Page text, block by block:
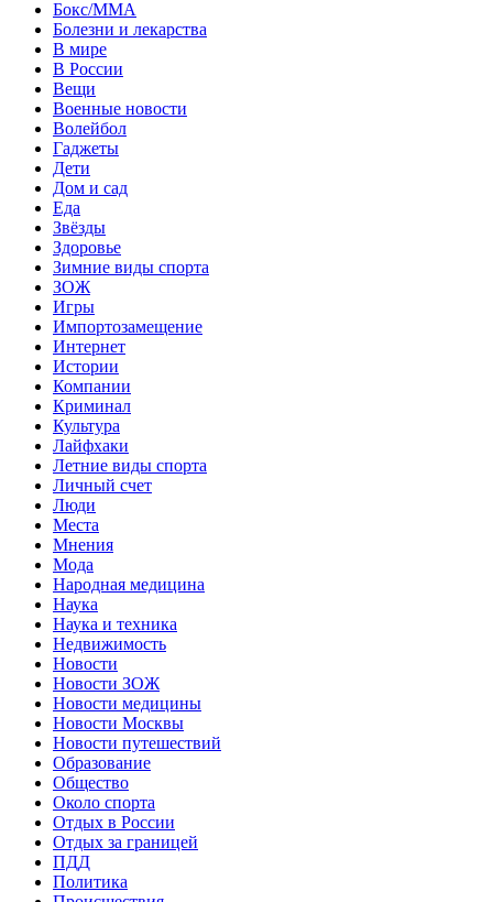
Бокс/MMA
Болезни и лекарства
В мире
В России
Вещи
Военные новости
Волейбол
Гаджеты
Дети
Дом и сад
Еда
Звёзды
Здоровье
Зимние виды спорта
ЗОЖ
Игры
Импортозамещение
Интернет
Истории
Компании
Криминал
Культура
Лайфхаки
Летние виды спорта
Личный счет
Люди
Места
Мнения
Мода
Народная медицина
Наука
Наука и техника
Недвижимость
Новости
Новости ЗОЖ
Новости медицины
Новости Москвы
Новости путешествий
Образование
Общество
Около спорта
Отдых в России
Отдых за границей
ПДД
Политика